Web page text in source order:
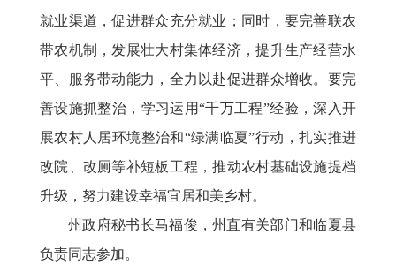
就业渠道，促进群众充分就业；同时，要完善联农
带农机制，发展壮大村集体经济，提升生产经营水
平、服务带动能力，全力以赴促进群众增收。要完
善设施抓整治，学习运用“千万工程”经验，深入开
展农村人居环境整治和“绿满临夏”行动，扎实推进
改院、改厕等补短板工程，推动农村基础设施提档
升级，努力建设幸福宜居和美乡村。
州政府秘书长马福俊，州直有关部门和临夏县
负责同志参加。